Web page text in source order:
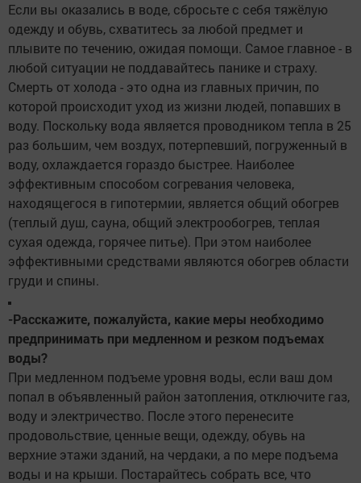
Если вы оказались в воде, сбросьте с себя тяжёлую
одежду и обувь, схватитесь за любой предмет и
плывите по течению, ожидая помощи. Самое главное - в
любой ситуации не поддавайтесь панике и страху.
Смерть от холода - это одна из главных причин, по
которой происходит уход из жизни людей, попавших в
воду. Поскольку вода является проводником тепла в 25
раз большим, чем воздух, потерпевший, погруженный в
воду, охлаждается гораздо быстрее. Наиболее
эффективным способом согревания человека,
находящегося в гипотермии, является общий обогрев
(теплый душ, сауна, общий электрообогрев, теплая
сухая одежда, горячее питье). При этом наиболее
эффективными средствами являются обогрев области
груди и спины.
-Расскажите, пожалуйста, какие меры необходимо
предпринимать при медленном и резком подъемах
воды?
При медленном подъеме уровня воды, если ваш дом
попал в объявленный район затопления, отключите газ,
воду и электричество. После этого перенесите
продовольствие, ценные вещи, одежду, обувь на
верхние этажи зданий, на чердаки, а по мере подъема
воды и на крыши. Постарайтесь собрать все, что